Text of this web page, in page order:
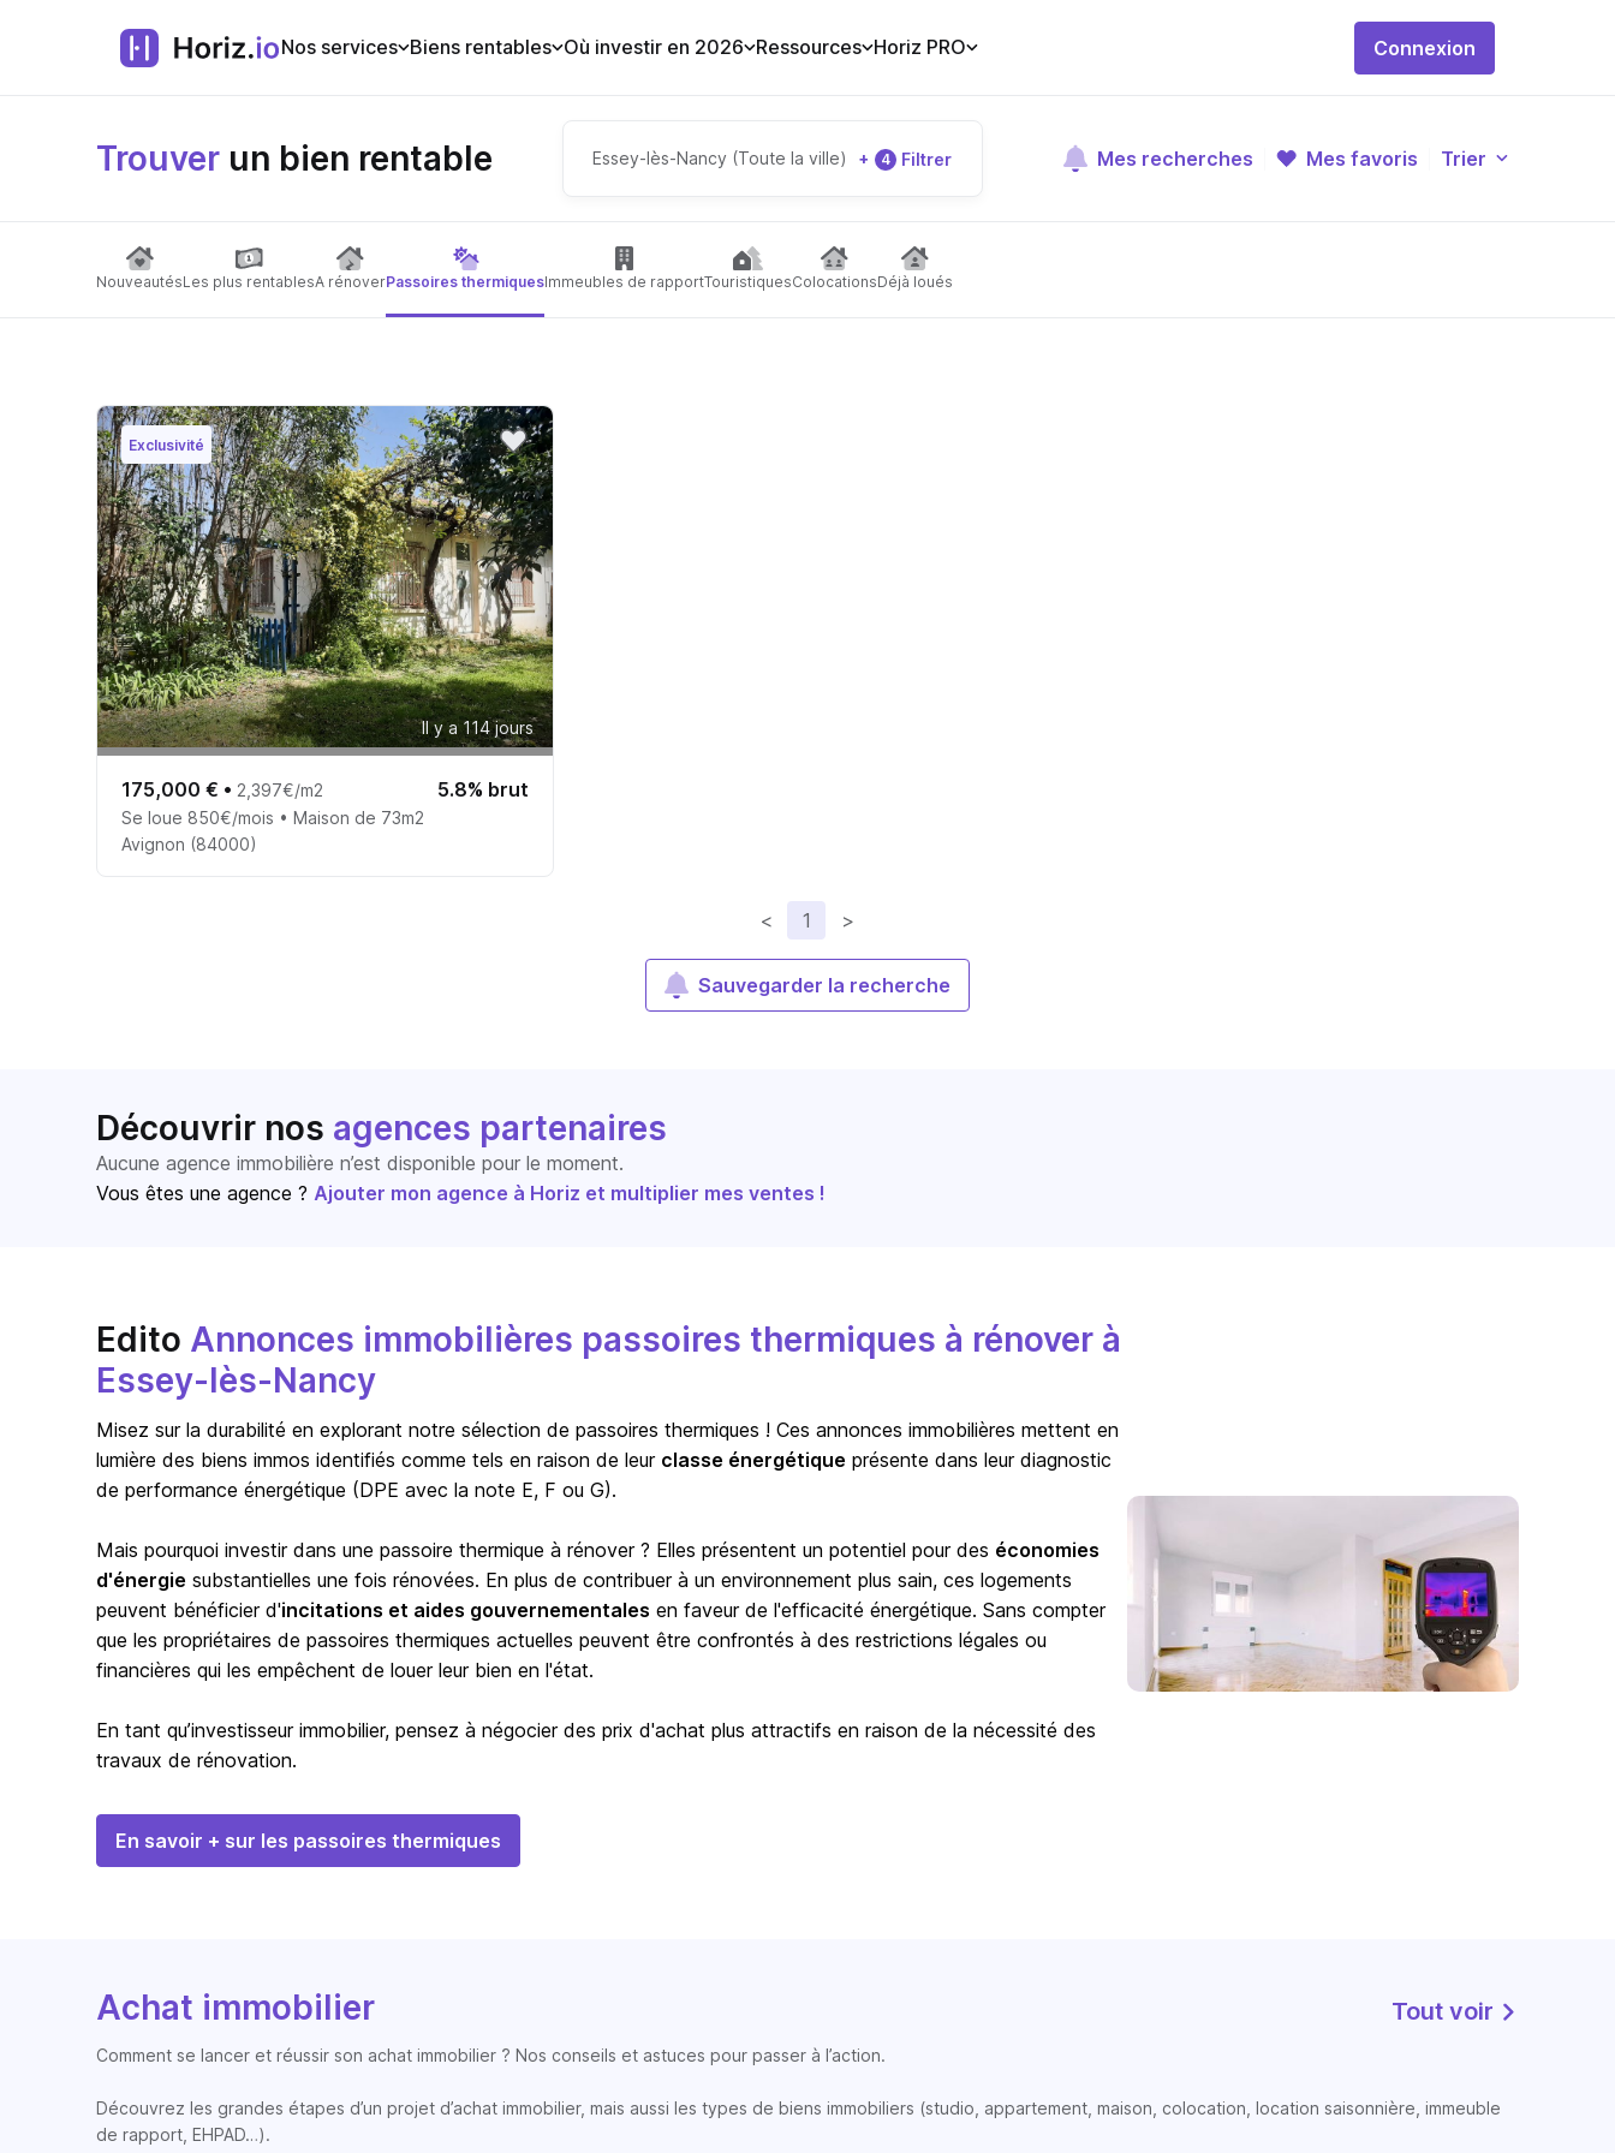
Nos services Biens rentables Où investir en 2026 Ressources Horiz PRO Connexion
Trouver un bien rentable Essey-lès-Nancy (Toute la ville) + 4 Filtrer Mes recherches Mes favoris Trier
NouveautésLes plus rentablesA rénoverPassoires thermiquesImmeubles de rapportTouristiquesColocationsDéjà loués
Exclusivité
Il y a 114 jours
175,000 € • 2,397€/m2 5.8% brut
Se loue 850€/mois • Maison de 73m2
Avignon (84000)
< 1 >
Sauvegarder la recherche
Découvrir nos agences partenaires
Aucune agence immobilière n’est disponible pour le moment.
Vous êtes une agence ? Ajouter mon agence à Horiz et multiplier mes ventes !
Edito Annonces immobilières passoires thermiques à rénover à
Essey-lès-Nancy
Misez sur la durabilité en explorant notre sélection de passoires thermiques ! Ces annonces immobilières mettent en
lumière des biens immos identifiés comme tels en raison de leur classe énergétique présente dans leur diagnostic
de performance énergétique (DPE avec la note E, F ou G).
Mais pourquoi investir dans une passoire thermique à rénover ? Elles présentent un potentiel pour des économies
d'énergie substantielles une fois rénovées. En plus de contribuer à un environnement plus sain, ces logements
peuvent bénéficier d'incitations et aides gouvernementales en faveur de l'efficacité énergétique. Sans compter
que les propriétaires de passoires thermiques actuelles peuvent être confrontés à des restrictions légales ou
financières qui les empêchent de louer leur bien en l'état.
En tant qu’investisseur immobilier, pensez à négocier des prix d'achat plus attractifs en raison de la nécessité des
travaux de rénovation.
En savoir + sur les passoires thermiques
Achat immobilier Tout voir
Comment se lancer et réussir son achat immobilier ? Nos conseils et astuces pour passer à l’action.
Découvrez les grandes étapes d’un projet d’achat immobilier, mais aussi les types de biens immobiliers (studio, appartement, maison, colocation, location saisonnière, immeuble
de rapport, EHPAD…).